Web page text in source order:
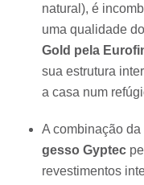
natural), é
uma qualidade
Gold pela
sua estrutura
a casa num
A combinação
gesso Gyptec
revestimentos